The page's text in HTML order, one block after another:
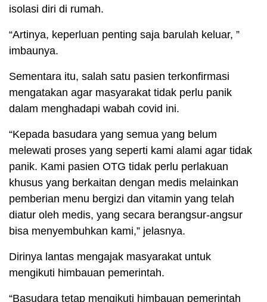
isolasi diri di rumah.
“Artinya, keperluan penting saja barulah keluar, ”
imbaunya.
Sementara itu, salah satu pasien terkonfirmasi
mengatakan agar masyarakat tidak perlu panik
dalam menghadapi wabah covid ini.
“Kepada basudara yang semua yang belum
melewati proses yang seperti kami alami agar tidak
panik. Kami pasien OTG tidak perlu perlakuan
khusus yang berkaitan dengan medis melainkan
pemberian menu bergizi dan vitamin yang telah
diatur oleh medis, yang secara berangsur-angsur
bisa menyembuhkan kami,” jelasnya.
Dirinya lantas mengajak masyarakat untuk
mengikuti himbauan pemerintah.
“Basudara tetap mengikuti himbauan pemerintah